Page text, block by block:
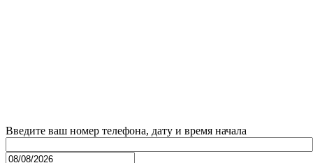
Введите ваш номер телефона, дату и время начала